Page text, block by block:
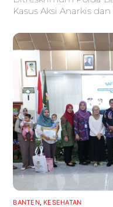
Kasus Aksi Anarkis
BANTEN, KESEHATAN